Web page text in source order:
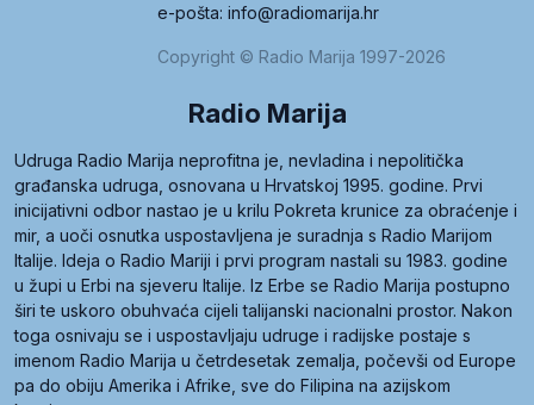
e-pošta: info@radiomarija.hr
Copyright © Radio Marija 1997-2026
Radio Marija
Udruga Radio Marija neprofitna je, nevladina i nepolitička
građanska udruga, osnovana u Hrvatskoj 1995. godine. Prvi
inicijativni odbor nastao je u krilu Pokreta krunice za obraćenje i
mir, a uoči osnutka uspostavljena je suradnja s Radio Marijom
Italije. Ideja o Radio Mariji i prvi program nastali su 1983. godine
u župi u Erbi na sjeveru Italije. Iz Erbe se Radio Marija postupno
širi te uskoro obuhvaća cijeli talijanski nacionalni prostor. Nakon
toga osnivaju se i uspostavljaju udruge i radijske postaje s
imenom Radio Marija u četrdesetak zemalja, počevši od Europe
pa do obiju Amerika i Afrike, sve do Filipina na azijskom